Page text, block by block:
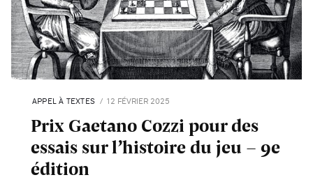
APPEL À TEXTES 12 FÉVRIER 2025
Prix Gaetano Cozzi pour des
essais sur l’histoire du jeu - 9e
édition